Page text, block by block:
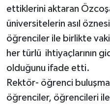
ettiklerini aktaran
üniversitelerin asıl
öğrenciler ile birlikte
her türlü ihtiyaçlarının
olduğunu ifade etti.
Rektör- öğrenci
öğrenciler, öğrencileri